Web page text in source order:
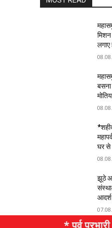
मिशन
लगाए
बसना
घर से
झूठे
* पूर्व प्रभारी